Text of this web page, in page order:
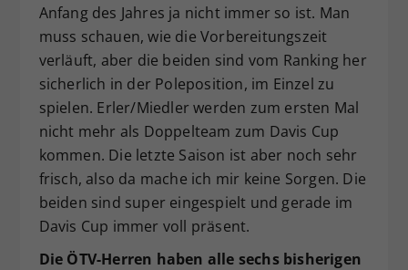
Anfang des Jahres ja nicht immer so ist. Man
muss schauen, wie die Vorbereitungszeit
verläuft, aber die beiden sind vom Ranking her
sicherlich in der Poleposition, im Einzel zu
spielen. Erler/Miedler werden zum ersten Mal
nicht mehr als Doppelteam zum Davis Cup
kommen. Die letzte Saison ist aber noch sehr
frisch, also da mache ich mir keine Sorgen. Die
beiden sind super eingespielt und gerade im
Davis Cup immer voll präsent.
Die ÖTV-Herren haben alle sechs bisherigen